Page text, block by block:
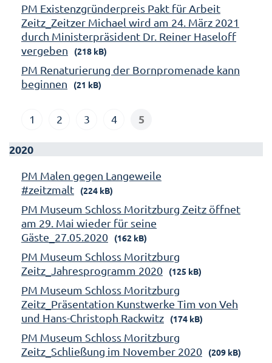
PM Existenzgründerpreis Pakt für Arbeit
Zeitz_Zeitzer Michael wird am 24. März 2021
durch Ministerpräsident Dr. Reiner Haseloff
vergeben
(218 kB)
PM Renaturierung der Bornpromenade kann
beginnen
(21 kB)
1 2 3 4 5
2020
PM Malen gegen Langeweile
#zeitzmalt
(224 kB)
PM Museum Schloss Moritzburg Zeitz öffnet
am 29. Mai wieder für seine
Gäste_27.05.2020
(162 kB)
PM Museum Schloss Moritzburg
Zeitz_Jahresprogramm 2020
(125 kB)
PM Museum Schloss Moritzburg
Zeitz_Präsentation Kunstwerke Tim von Veh
und Hans-Christoph Rackwitz
(174 kB)
PM Museum Schloss Moritzburg
Zeitz_Schließung im November 2020
(209 kB)